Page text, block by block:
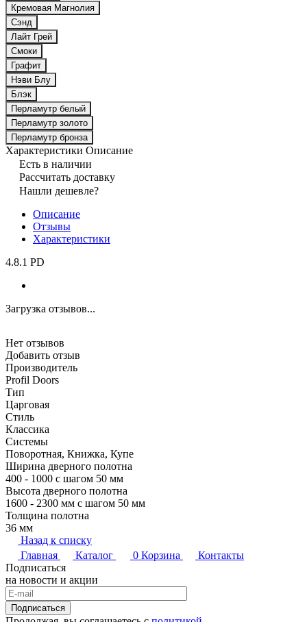
Кремовая Магнолия
Сэнд
Лайт Грей
Смоки
Графит
Нэви Блу
Блэк
Перламутр белый
Перламутр золото
Перламутр бронза
Характеристики Описание
Есть в наличии
Рассчитать доставку
Нашли дешевле?
Описание
Отзывы
Характеристики
4.8.1 PD
Загрузка отзывов...
Нет отзывов
Добавить отзыв
Производитель
Profil Doors
Тип
Царговая
Стиль
Классика
Системы
Поворотная, Книжка, Купе
Ширина дверного полотна
400 - 1000 с шагом 50 мм
Высота дверного полотна
1600 - 2300 мм с шагом 50 мм
Толщина полотна
36 мм
Назад к списку
Главная
Каталог 0 Корзина
Контакты
Подписаться
на новости и акции
Подписаться